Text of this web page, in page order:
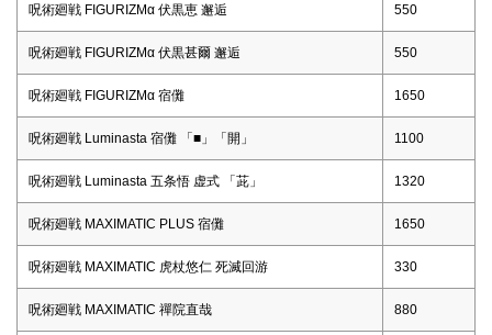
呪術廻戦 FIGURIZMα 伏黒恵 邂逅 550
呪術廻戦 FIGURIZMα 伏黒甚爾 邂逅 550
呪術廻戦 FIGURIZMα 宿儺 1650
呪術廻戦 Luminasta 宿儺 「■」「開」 1100
呪術廻戦 Luminasta 五条悟 虚式 「茈」 1320
呪術廻戦 MAXIMATIC PLUS 宿儺 1650
呪術廻戦 MAXIMATIC 虎杖悠仁 死滅回游 330
呪術廻戦 MAXIMATIC 禪院直哉 880